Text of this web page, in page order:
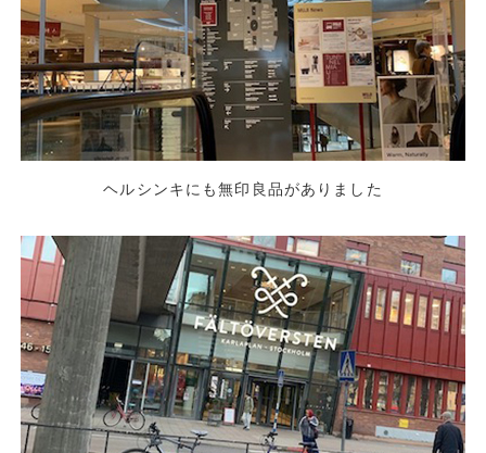
ヘルシンキにも無印良品がありました